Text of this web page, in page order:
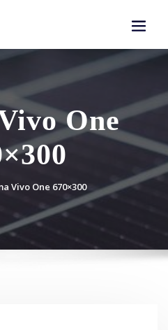
One
Vivo One 670×300